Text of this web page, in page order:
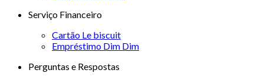
Serviço Financeiro
Cartão Le biscuit
Empréstimo Dim Dim
Perguntas e Respostas